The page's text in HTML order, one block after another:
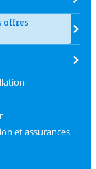
offres
et assurances